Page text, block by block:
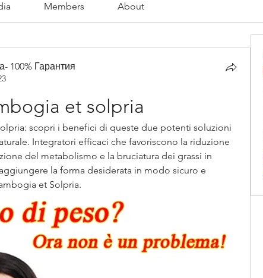
Members About
100% Гарантия
et solpria
scopri i benefici di queste due potenti soluzioni
Integratori efficaci che favoriscono la riduzione
del metabolismo e la bruciatura dei grassi in
la forma desiderata in modo sicuro e
et Solpria.